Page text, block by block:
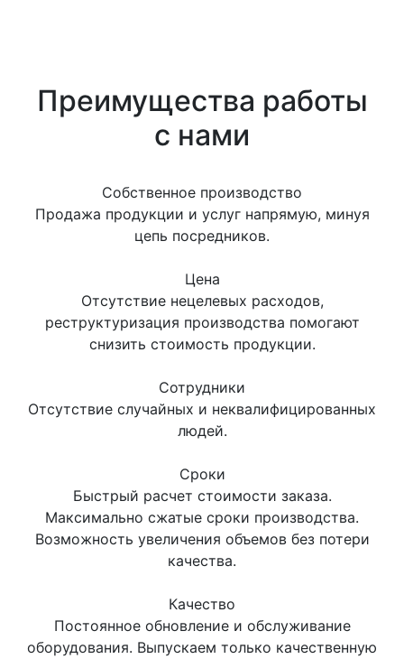
Преимущества работы
с нами
Собственное производство
Продажа продукции и услуг напрямую, минуя
цепь посредников.
Цена
Отсутствие нецелевых расходов,
реструктуризация производства помогают
снизить стоимость продукции.
Сотрудники
Отсутствие случайных и неквалифицированных
людей.
Сроки
Быстрый расчет стоимости заказа.
Максимально сжатые сроки производства.
Возможность увеличения объемов без потери
качества.
Качество
Постоянное обновление и обслуживание
оборудования. Выпускаем только качественную